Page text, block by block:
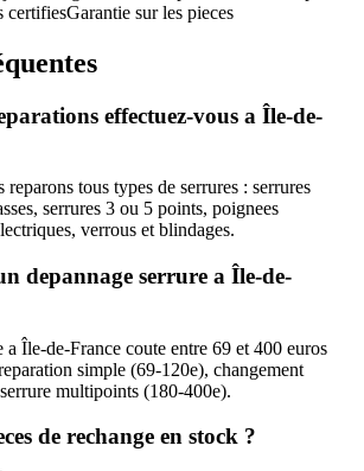
certifiesGarantie sur les pieces
effectuez-vous a Île-de-
tous types de serrures : serrures
serrures 3 ou 5 points, poignees
verrous et blindages.
depannage serrure a Île-de-
a Île-de-France coute entre 69 et 400 euros
simple (69-120e), changement
multipoints (180-400e).
de rechange en stock ?